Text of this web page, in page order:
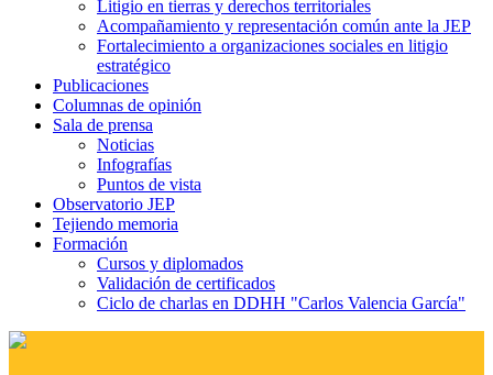
Litigio en tierras y derechos territoriales
Acompañamiento y representación común ante la JEP
Fortalecimiento a organizaciones sociales en litigio
estratégico
Publicaciones
Columnas de opinión
Sala de prensa
Noticias
Infografías
Puntos de vista
Observatorio JEP
Tejiendo memoria
Formación
Cursos y diplomados
Validación de certificados
Ciclo de charlas en DDHH "Carlos Valencia García"